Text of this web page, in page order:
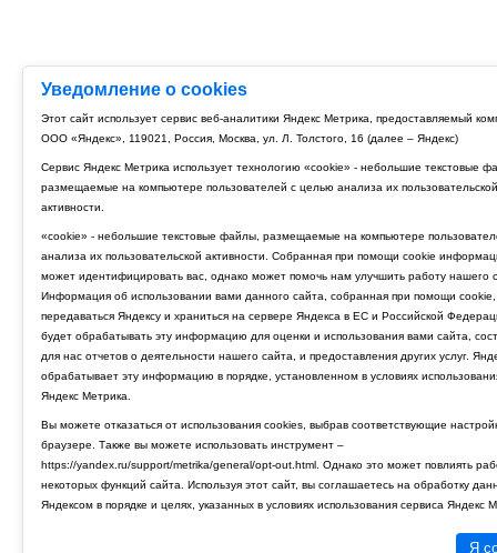
Уведомление о cookies
Этот сайт использует сервис веб-аналитики Яндекс Метрика, предоставляемый
ООО «Яндекс», 119021, Россия, Москва, ул. Л. Толстого, 16 (далее – Яндекс)
Сервис Яндекс Метрика использует технологию «cookie» - небольшие текстовые
размещаемые на компьютере пользователей с целью анализа их пользовательской
активности.
«cookie» - небольшие текстовые файлы, размещаемые на компьютере
анализа их пользовательской активности. Собранная при помощи cookie
может идентифицировать вас, однако может помочь нам улучшить работу нашего
Информация об использовании вами данного сайта, собранная при помощи cookie,
передаваться Яндексу и храниться на сервере Яндекса в ЕС и Российской
будет обрабатывать эту информацию для оценки и использования вами сайта,
для нас отчетов о деятельности нашего сайта, и предоставления других услуг.
обрабатывает эту информацию в порядке, установленном в условиях
Яндекс Метрика.
Вы можете отказаться от использования cookies, выбрав соответствующие
браузере. Также вы можете использовать инструмент –
https://yandex.ru/support/metrika/general/opt-out.html. Однако это может повлиять
некоторых функций сайта. Используя этот сайт, вы соглашаетесь на обработку
Яндексом в порядке и целях, указанных в условиях использования сервиса Яндекс
Я